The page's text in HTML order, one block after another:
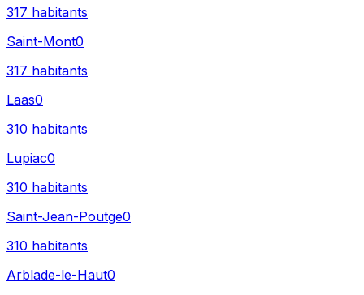
317 habitants
Saint-Mont0
317 habitants
Laas0
310 habitants
Lupiac0
310 habitants
Saint-Jean-Poutge0
310 habitants
Arblade-le-Haut0